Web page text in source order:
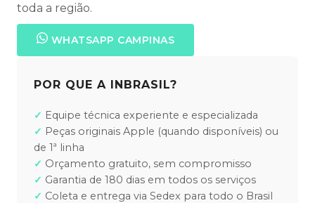
toda a região.
WHATSAPP CAMPINAS
POR QUE A INBRASIL?
Equipe técnica experiente e especializada
Peças originais Apple (quando disponíveis) ou
de 1ª linha
Orçamento gratuito, sem compromisso
Garantia de 180 dias em todos os serviços
Coleta e entrega via Sedex para todo o Brasil